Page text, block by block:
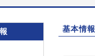
基本情報